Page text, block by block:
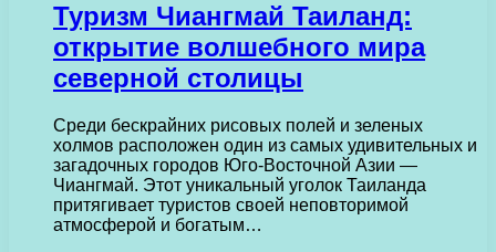
Туризм Чиангмай Таиланд:
открытие волшебного мира
северной столицы
Среди бескрайних рисовых полей и зеленых
холмов расположен один из самых удивительных и
загадочных городов Юго-Восточной Азии —
Чиангмай. Этот уникальный уголок Таиланда
притягивает туристов своей неповторимой
атмосферой и богатым…